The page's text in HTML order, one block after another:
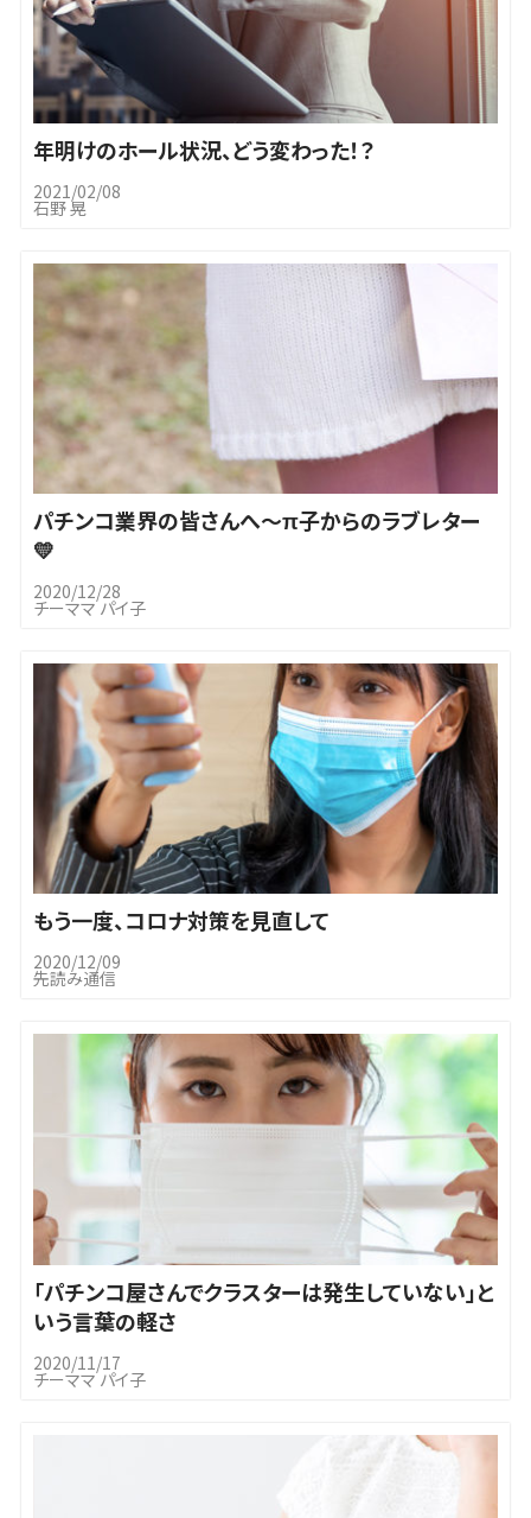
年明けのホール状況、どう変わった！？
2021/02/08
石野 晃
パチンコ業界の皆さんへ～π子からのラブレター
💛
2020/12/28
チーママ パイ子
もう一度、コロナ対策を見直して
2020/12/09
先読み通信
「パチンコ屋さんでクラスターは発生していない」と
いう言葉の軽さ
2020/11/17
チーママ パイ子